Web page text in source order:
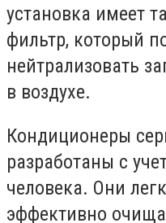
установка имеет
фильтр, который
нейтрализовать
в воздухе.
Кондиционеры
разработаны с
человека. Они
эффективно